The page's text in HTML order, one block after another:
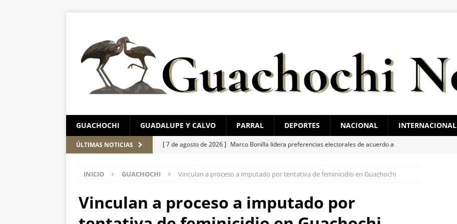
GUACHOCHI GUADALUPE Y CALVO PARRAL DEPORTES NACIONAL INTERNACIONAL
ÚLTIMAS NOTICIAS [ 7 de agosto de 2026 ] Marco Bonilla lidera preferencias electorales de acuerdo a
[ 7 de agosto de 2026 ] Reconocen a 60 policías por sus acciones en Julio
ESTATAL
Reanuda servicio Ruta Bowí UACH Campus 2 el lunes 10 de
agosto
INICIO GUACHOCHI Vinculan a proceso a imputado por tentativa de feminicidio en Guachochi
Vinculan a proceso a imputado por